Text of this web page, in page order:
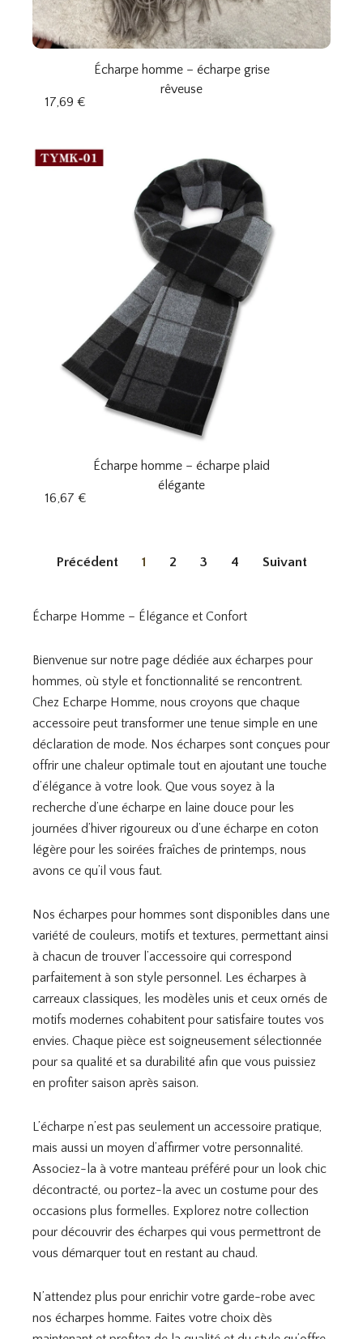
Écharpe homme – écharpe grise
rêveuse
17,69 €
Écharpe homme – écharpe plaid
élégante
16,67 €
Précédent 1 2 3 4 Suivant
Écharpe Homme – Élégance et Confort
Bienvenue sur notre page dédiée aux écharpes pour
hommes, où style et fonctionnalité se rencontrent.
Chez Echarpe Homme, nous croyons que chaque
accessoire peut transformer une tenue simple en une
déclaration de mode. Nos écharpes sont conçues pour
offrir une chaleur optimale tout en ajoutant une touche
d’élégance à votre look. Que vous soyez à la
recherche d’une écharpe en laine douce pour les
journées d’hiver rigoureux ou d’une écharpe en coton
légère pour les soirées fraîches de printemps, nous
avons ce qu’il vous faut.
Nos écharpes pour hommes sont disponibles dans une
variété de couleurs, motifs et textures, permettant ainsi
à chacun de trouver l’accessoire qui correspond
parfaitement à son style personnel. Les écharpes à
carreaux classiques, les modèles unis et ceux ornés de
motifs modernes cohabitent pour satisfaire toutes vos
envies. Chaque pièce est soigneusement sélectionnée
pour sa qualité et sa durabilité afin que vous puissiez
en profiter saison après saison.
L’écharpe n’est pas seulement un accessoire pratique,
mais aussi un moyen d’affirmer votre personnalité.
Associez-la à votre manteau préféré pour un look chic
décontracté, ou portez-la avec un costume pour des
occasions plus formelles. Explorez notre collection
pour découvrir des écharpes qui vous permettront de
vous démarquer tout en restant au chaud.
N’attendez plus pour enrichir votre garde-robe avec
nos écharpes homme. Faites votre choix dès